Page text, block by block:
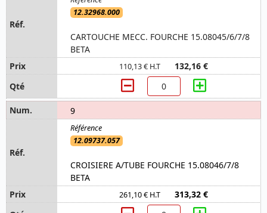
12.32968.000
CARTOUCHE MECC. FOURCHE 15.08045/6/7/8
BETA
110,13 € H.T 132,16 €
9
12.09737.057
CROISIERE A/TUBE FOURCHE 15.08046/7/8
BETA
261,10 € H.T 313,32 €